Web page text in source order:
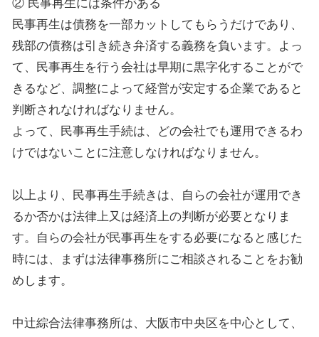
② 民事再生には条件がある
民事再生は債務を一部カットしてもらうだけであり、
残部の債務は引き続き弁済する義務を負います。よっ
て、民事再生を行う会社は早期に黒字化することがで
きるなど、調整によって経営が安定する企業であると
判断されなければなりません。
よって、民事再生手続は、どの会社でも運用できるわ
けではないことに注意しなければなりません。
以上より、民事再生手続きは、自らの会社が運用でき
るか否かは法律上又は経済上の判断が必要となりま
す。自らの会社が民事再生をする必要になると感じた
時には、まずは法律事務所にご相談されることをお勧
めします。
中辻綜合法律事務所は、大阪市中央区を中心として、